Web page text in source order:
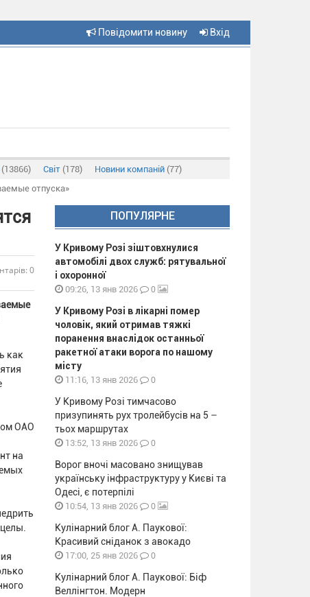
Повідомити новину Вхід
(13866) Світ (178) Новини компаній (77)
отпуска»
0
как
ОАО
на
ПОПУЛЯРНЕ
У Кривому Розі зіштовхнулися
автомобілі двох служб: рятувальної
і охоронної
09:26, 13 янв 2026 0
У Кривому Розі в лікарні помер
чоловік, який отримав тяжкі
поранення внаслідок останньої
ракетної атаки ворога по нашому
місту
11:16, 13 янв 2026 0
У Кривому Розі тимчасово
призупинять рух тролейбусів на 5 –
тьох маршрутах
13:52, 13 янв 2026 0
Ворог вночі масовано знищував
українську інфраструктуру у Києві та
Одесі, є потерпілі
10:54, 13 янв 2026 0
Кулінарний блог А. Паукової:
Красивий сніданок з авокадо
17:00, 25 янв 2026 0
Кулінарний блог А. Паукової: Біф
Веллінгтон. Модерн